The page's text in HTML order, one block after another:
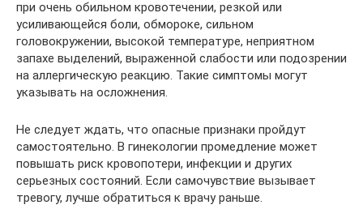
при очень обильном кровотечении, резкой или
усиливающейся боли, обмороке, сильном
головокружении, высокой температуре, неприятном
запахе выделений, выраженной слабости или подозрении
на аллергическую реакцию. Такие симптомы могут
указывать на осложнения.
Не следует ждать, что опасные признаки пройдут
самостоятельно. В гинекологии промедление может
повышать риск кровопотери, инфекции и других
серьезных состояний. Если самочувствие вызывает
тревогу, лучше обратиться к врачу раньше.